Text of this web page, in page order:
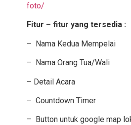
foto/
Fitur – fitur yang tersedia :
– Nama Kedua Mempelai
– Nama Orang Tua/Wali
– Detail Acara
– Countdown Timer
– Button untuk google map